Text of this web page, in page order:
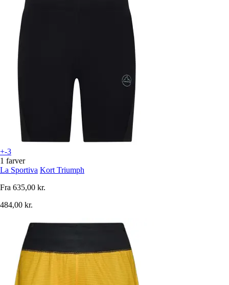
+-3
1 farver
La Sportiva Kort Triumph
Fra 635,00 kr.
484,00 kr.